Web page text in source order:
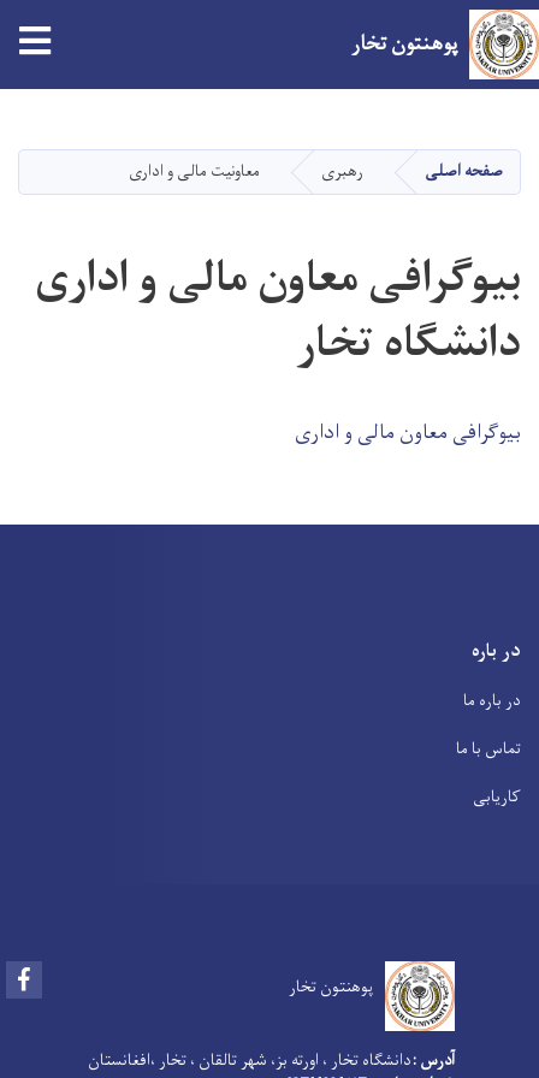
main
content
پوهنتون تخار
صفحه اصلی رهبری معاونیت مالی و اداری
بیوگرافی معاون مالی و اداری
دانشگاه تخار
بیوگرافی معاون مالی و اداری
در باره
در باره ما
تماس با ما
کاریابی
پوهنتون تخار
آدرس :دانشگاه تخار ، اورته بز، شهر تالقان ، تخار ،افغانستان